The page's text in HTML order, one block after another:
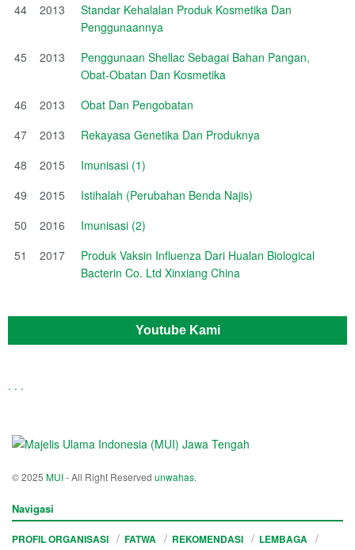
44
2013
Standar Kehalalan Produk Kosmetika Dan
Penggunaannya
45
2013
Penggunaan Shellac Sebagai Bahan Pangan,
Obat-Obatan Dan Kosmetika
46
2013
Obat Dan Pengobatan
47
2013
Rekayasa Genetika Dan Produknya
48
2015
Imunisasi (1)
49
2015
Istihalah (Perubahan Benda Najis)
50
2016
Imunisasi (2)
51
2017
Produk Vaksin Influenza Dari Hualan Biological
Bacterin Co. Ltd Xinxiang China
Youtube Kami
. . .
© 2025 MUI- All Right Reserved unwahas.
Navigasi
PROFIL ORGANISASI FATWA REKOMENDASI
LEMBAGA